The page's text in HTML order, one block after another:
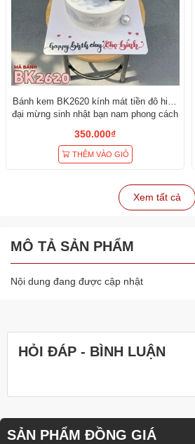
Bánh kem BK2620 kính mát tiền đô hiện
đại mừng sinh nhật bạn nam phong cách
350.000₫
THÊM VÀO GIỎ
Xem tất cả
MÔ TẢ SẢN PHẨM
Nội dung đang được cập nhật
HỎI ĐÁP - BÌNH LUẬN
SẢN PHẨM ĐỒNG GIÁ